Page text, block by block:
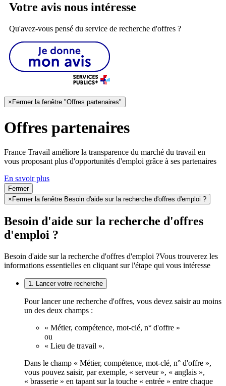
Votre avis nous intéresse
Qu'avez-vous pensé du service de recherche d'offres ?
× Fermer la fenêtre "Offres partenaires"
Offres partenaires
France Travail améliore la transparence du marché du travail en
vous proposant plus d'opportunités d'emploi grâce à ses partenaires
En savoir plus
Fermer
× Fermer la fenêtre Besoin d'aide sur la recherche d'offres d'emploi ?
Besoin d'aide sur la recherche d'offres
d'emploi ?
Besoin d'aide sur la recherche d'offres d'emploi ?Vous trouverez les
informations essentielles en cliquant sur l'étape qui vous intéresse
1. Lancer votre recherche
Pour lancer une recherche d'offres, vous devez saisir au moins
un des deux champs :
« Métier, compétence, mot-clé, n° d'offre »
ou
« Lieu de travail ».
Dans le champ « Métier, compétence, mot-clé, n° d'offre »,
vous pouvez saisir, par exemple, « serveur », « anglais »,
« brasserie » en tapant sur la touche « entrée » entre chaque